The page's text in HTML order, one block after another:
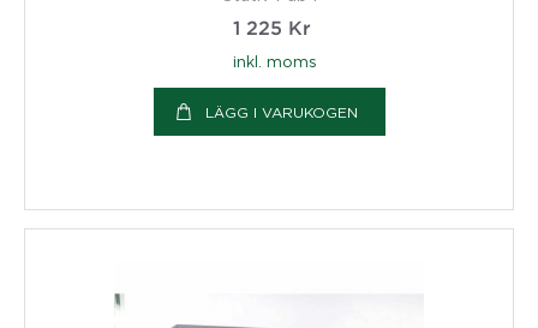
1 225 Kr
inkl. moms
LÄGG I VARUKOGEN